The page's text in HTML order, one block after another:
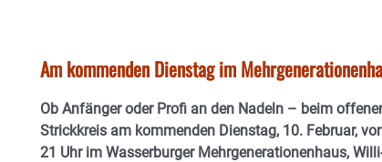
Am kommenden Dienstag im
Ob Anfänger oder Profi an den Nadeln – beim
Strickkreis am kommenden Dienstag, 10. Februar,
21 Uhr im Wasserburger Mehrgenerationenhaus,